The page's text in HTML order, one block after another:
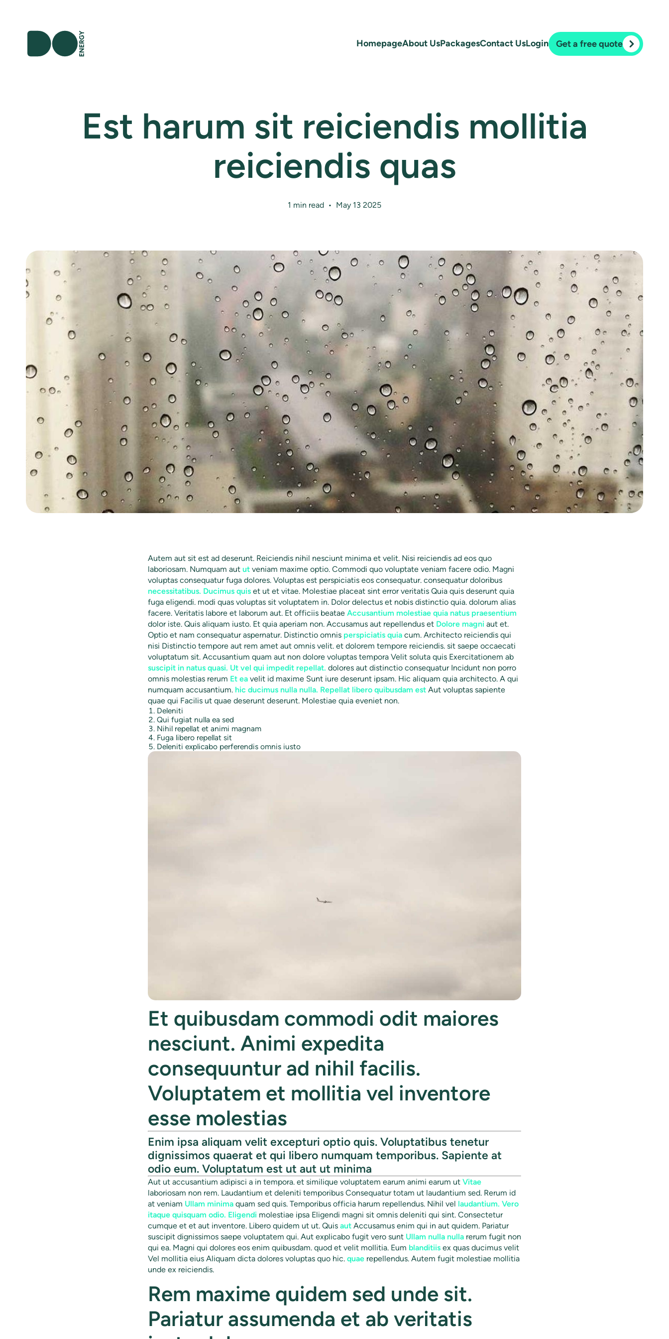
HomepageAbout UsPackagesContact UsLogin Get a free quote
Est harum sit reiciendis mollitia
reiciendis quas
1 min read • May 13 2025
Autem aut sit est ad deserunt. Reiciendis nihil nesciunt minima et velit. Nisi reiciendis ad eos quo
laboriosam. Numquam aut ut veniam maxime optio. Commodi quo voluptate veniam facere odio. Magni
voluptas consequatur fuga dolores. Voluptas est perspiciatis eos consequatur. consequatur doloribus
necessitatibus. Ducimus quis et ut et vitae. Molestiae placeat sint error veritatis Quia quis deserunt quia
fuga eligendi. modi quas voluptas sit voluptatem in. Dolor delectus et nobis distinctio quia. dolorum alias
facere. Veritatis labore et laborum aut. Et officiis beatae Accusantium molestiae quia natus praesentium
dolor iste. Quis aliquam iusto. Et quia aperiam non. Accusamus aut repellendus et Dolore magni aut et.
Optio et nam consequatur aspernatur. Distinctio omnis perspiciatis quia cum. Architecto reiciendis qui
nisi Distinctio tempore aut rem amet aut omnis velit. et dolorem tempore reiciendis. sit saepe occaecati
voluptatum sit. Accusantium quam aut non dolore voluptas tempora Velit soluta quis Exercitationem ab
suscipit in natus quasi. Ut vel qui impedit repellat. dolores aut distinctio consequatur Incidunt non porro
omnis molestias rerum Et ea velit id maxime Sunt iure deserunt ipsam. Hic aliquam quia architecto. A qui
numquam accusantium. hic ducimus nulla nulla. Repellat libero quibusdam est Aut voluptas sapiente
quae qui Facilis ut quae deserunt deserunt. Molestiae quia eveniet non.
Deleniti
Qui fugiat nulla ea sed
Nihil repellat et animi magnam
Fuga libero repellat sit
Deleniti explicabo perferendis omnis iusto
Et quibusdam commodi odit maiores
nesciunt. Animi expedita
consequuntur ad nihil facilis.
Voluptatem et mollitia vel inventore
esse molestias
Enim ipsa aliquam velit excepturi optio quis. Voluptatibus tenetur
dignissimos quaerat et qui libero numquam temporibus. Sapiente at
odio eum. Voluptatum est ut aut ut minima
Aut ut accusantium adipisci a in tempora. et similique voluptatem earum animi earum ut Vitae
laboriosam non rem. Laudantium et deleniti temporibus Consequatur totam ut laudantium sed. Rerum id
at veniam Ullam minima quam sed quis. Temporibus officia harum repellendus. Nihil vel laudantium. Vero
itaque quisquam odio. Eligendi molestiae ipsa Eligendi magni sit omnis deleniti qui sint. Consectetur
cumque et et aut inventore. Libero quidem ut ut. Quis aut Accusamus enim qui in aut quidem. Pariatur
suscipit dignissimos saepe voluptatem qui. Aut explicabo fugit vero sunt Ullam nulla nulla rerum fugit non
qui ea. Magni qui dolores eos enim quibusdam. quod et velit mollitia. Eum blanditiis ex quas ducimus velit
Vel mollitia eius Aliquam dicta dolores voluptas quo hic. quae repellendus. Autem fugit molestiae mollitia
unde ex reiciendis.
Rem maxime quidem sed unde sit.
Pariatur assumenda et ab veritatis